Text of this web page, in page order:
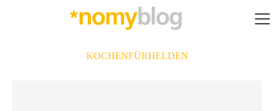
KOCHENFÜRHELDEN